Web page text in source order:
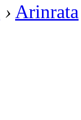
› Arinrata